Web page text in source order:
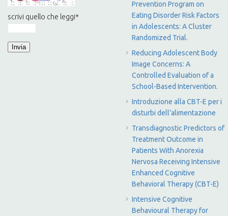
scrivi quello che leggi*
Prevention Program on
Eating Disorder Risk Factors
in Adolescents: A Cluster
Randomized Trial.
Reducing Adolescent Body
Image Concerns: A
Controlled Evaluation of a
School-Based Intervention.
Introduzione alla CBT-E per i
disturbi dell’alimentazione
Transdiagnostic Predictors of
Treatment Outcome in
Patients With Anorexia
Nervosa Receiving Intensive
Enhanced Cognitive
Behavioral Therapy (CBT-E)
Intensive Cognitive
Behavioural Therapy for